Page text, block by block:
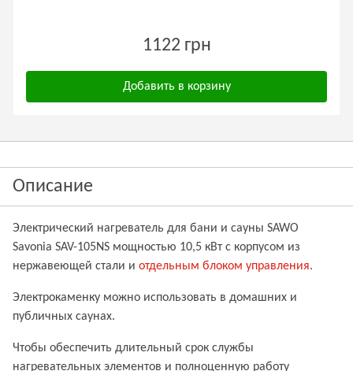
1122 грн
Добавить в корзину
Описание
Электрический нагреватель для бани и сауны SAWO
Savonia SAV-105NS мощностью 10,5 кВт с корпусом из
нержавеющей стали и отдельным блоком управления.
Электрокаменку можно использовать в домашних и
публичных саунах.
Чтобы обеспечить длительный срок службы
нагревательных элементов и полноценную работу